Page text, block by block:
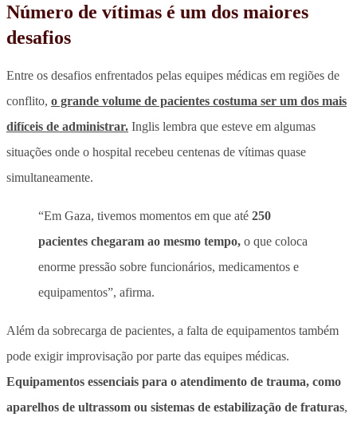
Número de vítimas é um dos maiores
desafios
Entre os desafios enfrentados pelas equipes médicas em regiões de
conflito, o grande volume de pacientes costuma ser um dos mais
difíceis de administrar. Inglis lembra que esteve em algumas
situações onde o hospital recebeu centenas de vítimas quase
simultaneamente.
“Em Gaza, tivemos momentos em que até 250
pacientes chegaram ao mesmo tempo, o que coloca
enorme pressão sobre funcionários, medicamentos e
equipamentos”, afirma.
Além da sobrecarga de pacientes, a falta de equipamentos também
pode exigir improvisação por parte das equipes médicas.
Equipamentos essenciais para o atendimento de trauma, como
aparelhos de ultrassom ou sistemas de estabilização de fraturas,